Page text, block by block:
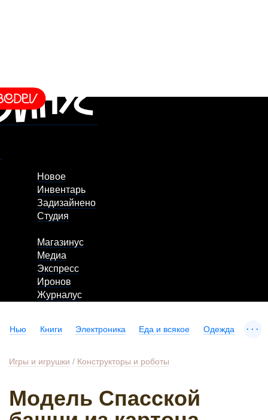
Новое
Инвентарь
Задизайнено
Студия
Магазинус
Медиа
Экспресс
Иронов
Журналус
Нью Книги Электроника Еда и всякое Одежда ...
Игры и игрушки / Конструкторы и роботы
Модель Спасской